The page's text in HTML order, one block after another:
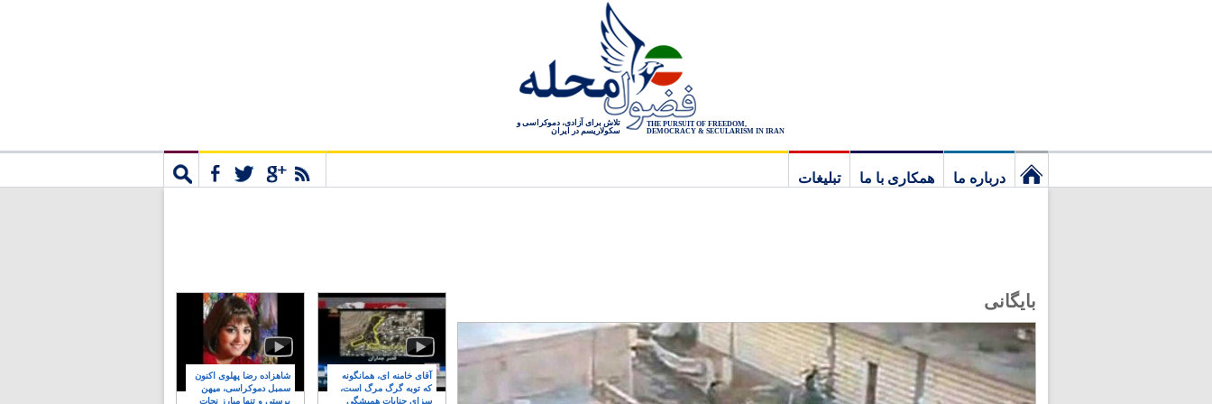
THE PURSUIT OF FREEDOM,
DEMOCRACY & SECULARISM IN IRAN
تلاش برای آزادی، دموکراسی و
سکولاریسم در ایران
درباره ما همکاری با ما
تبلیغات
بایگانی
شاهزاده رضا پهلوی اکنون
سمبل دموکراسی، میهن
پرستی و تنها مبارز نجات
آقای خامنه ای، همانگونه
که توبه گرگ مرگ است،
سزای جنایات همیشگی